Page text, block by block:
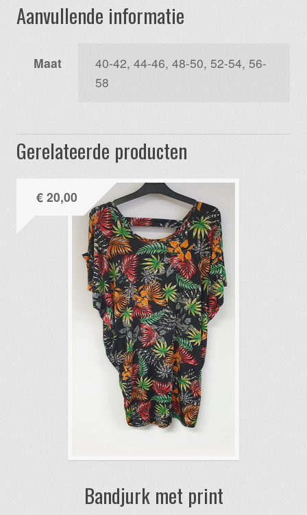
Aanvullende informatie
Maat
40-42, 44-46, 48-50, 52-54, 56-
58
Gerelateerde producten
Bandjurk met print
€20,00